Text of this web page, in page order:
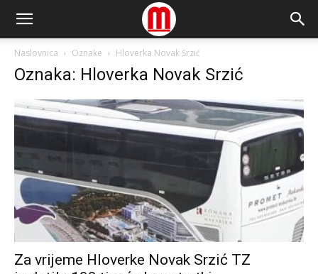
Naslovnica Oznake Hloverka Novak Srzić
Oznaka: Hloverka Novak Srzić
Za vrijeme Hloverke Novak Srzić TZ